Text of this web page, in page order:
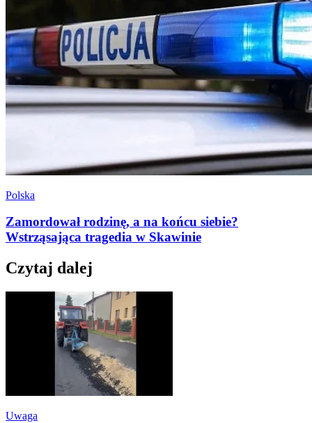
Polska
Zamordował rodzinę, a na końcu siebie?
Wstrząsająca tragedia w Skawinie
Czytaj dalej
Uwaga